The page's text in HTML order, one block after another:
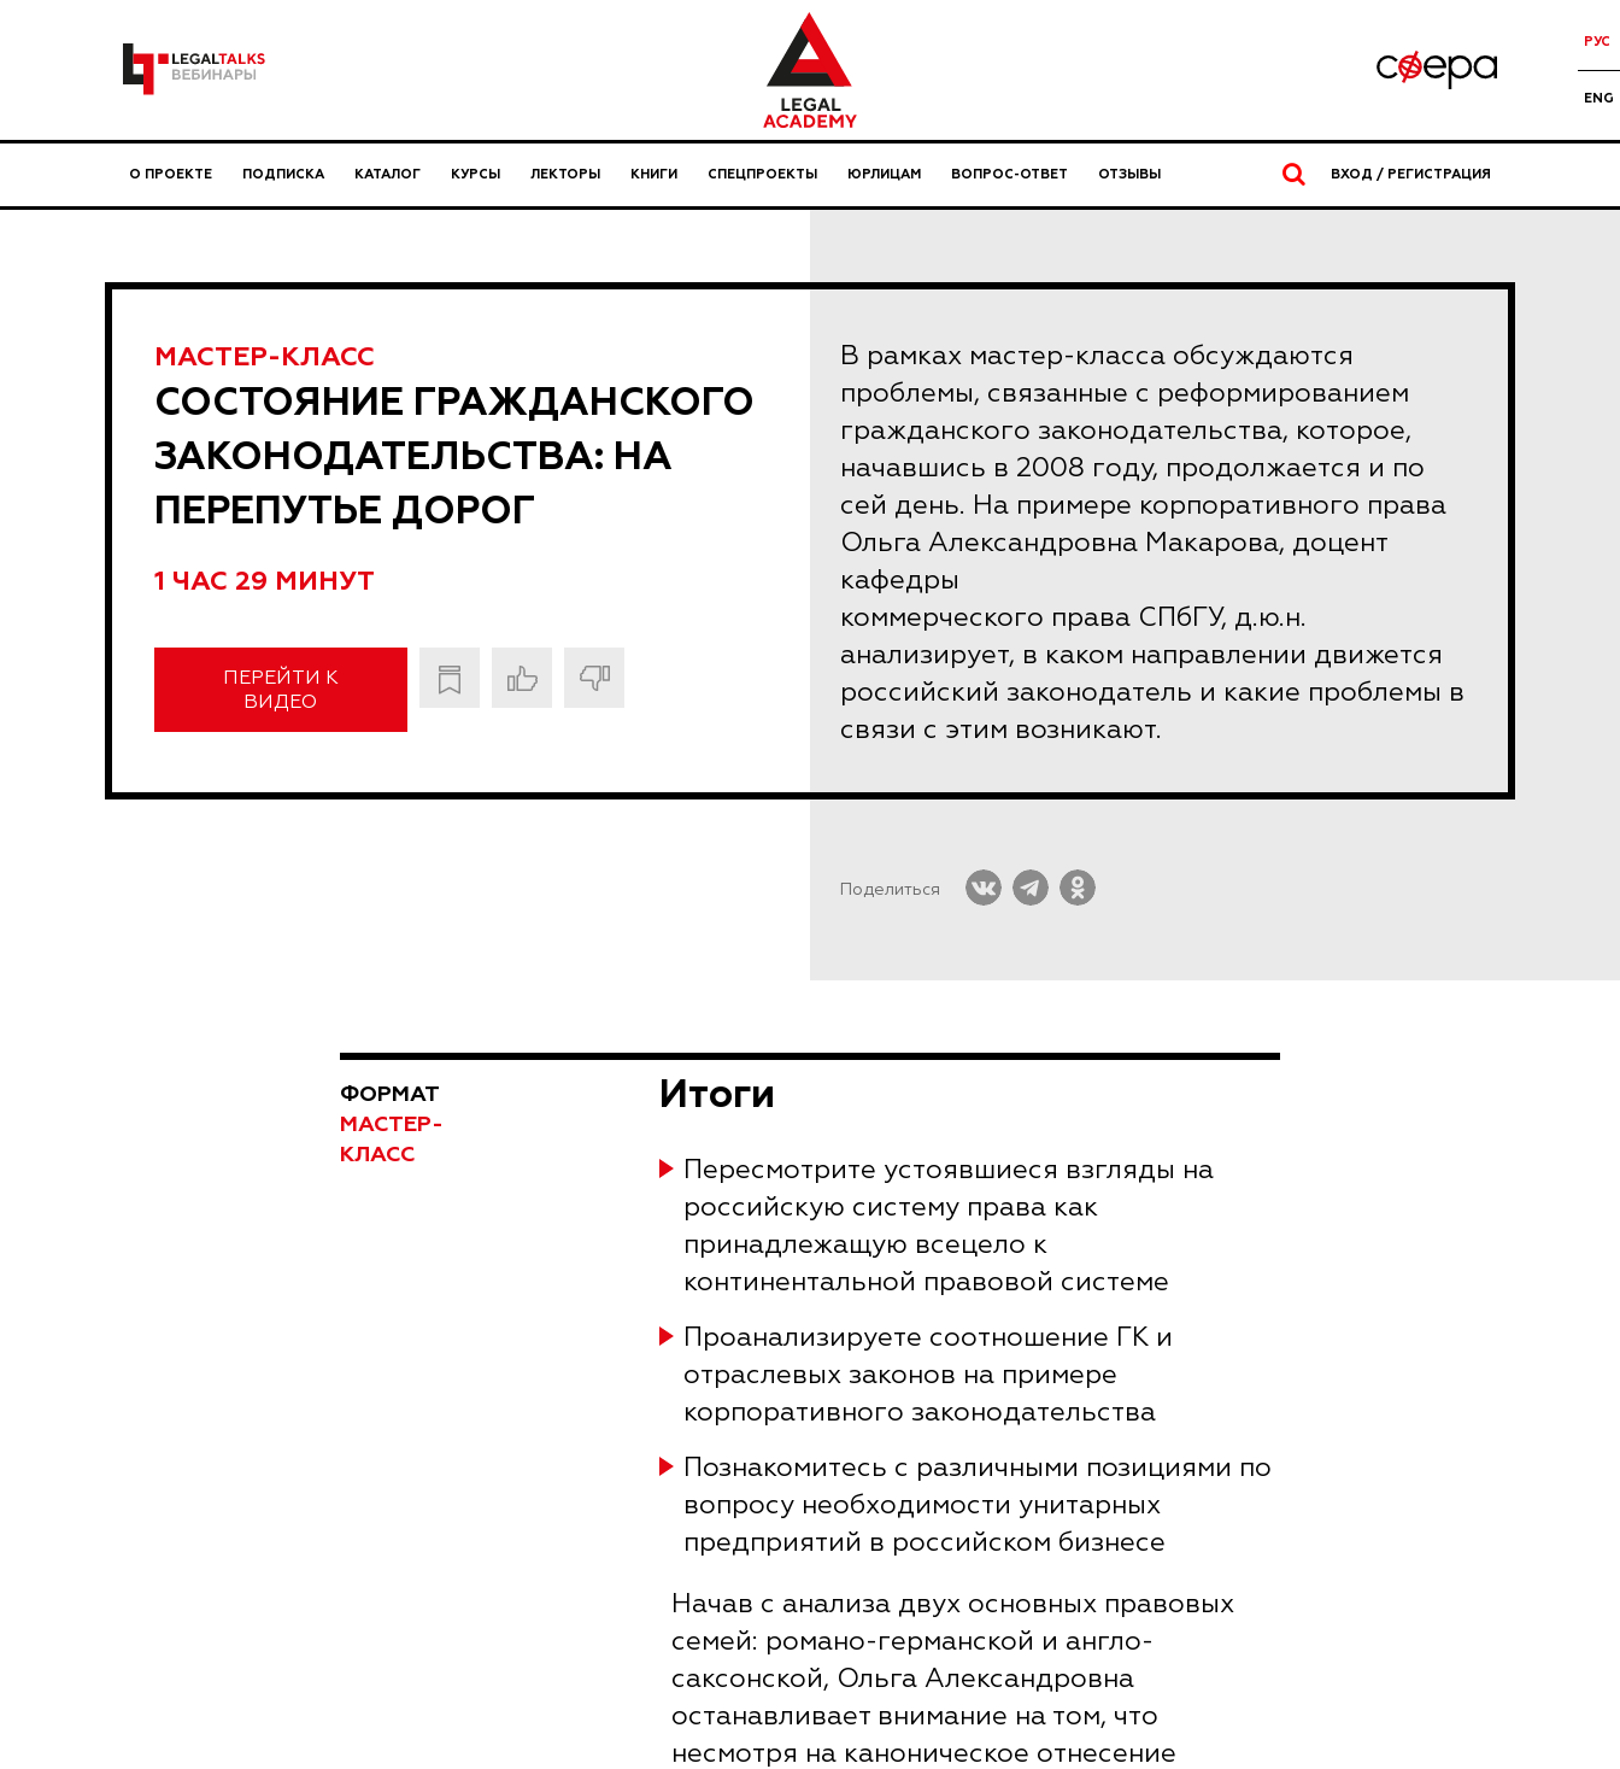
РУС
ENG
О ПРОЕКТЕ ПОДПИСКА КАТАЛОГ КУРСЫ ЛЕКТОРЫ КНИГИ СПЕЦПРОЕКТЫ ЮРЛИЦАМ ВОПРОС-ОТВЕТ ОТЗЫВЫ ВХОД / РЕГИСТРАЦИЯ
МАСТЕР-КЛАСС
СОСТОЯНИЕ ГРАЖДАНСКОГО
ЗАКОНОДАТЕЛЬСТВА: НА
ПЕРЕПУТЬЕ ДОРОГ
1 ЧАС 29 МИНУТ
ПЕРЕЙТИ К
ВИДЕО
В рамках мастер-класса обсуждаются
проблемы, связанные с реформированием
гражданского законодательства, которое,
начавшись в 2008 году, продолжается и по
сей день. На примере корпоративного права
Ольга Александровна Макарова, доцент
кафедры
коммерческого права СПбГУ, д.ю.н.
анализирует, в каком направлении движется
российский законодатель и какие проблемы в
связи с этим возникают.
Поделиться
ФОРМАТ
МАСТЕР-
КЛАСС
Итоги
Пересмотрите устоявшиеся взгляды на
российскую систему права как
принадлежащую всецело к
континентальной правовой системе
Проанализируете соотношение ГК и
отраслевых законов на примере
корпоративного законодательства
Познакомитесь с различными позициями по
вопросу необходимости унитарных
предприятий в российском бизнесе
Начав с анализа двух основных правовых
семей: романо-германской и англо-
саксонской, Ольга Александровна
останавливает внимание на том, что
несмотря на каноническое отнесение